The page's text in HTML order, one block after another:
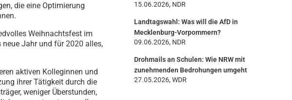
die eine Optimierung
Weihnachtsfest im
neue Jahr und für 2020 alles,
aktiven Kolleginnen und
ihrer Tätigkeit durch die
weniger Überstunden,
15.06.2026, NDR
Landtagswahl: Was will die AfD in
Mecklenburg-Vorpommern?
09.06.2026, NDR
Drohmails an Schulen: Wie NRW mit
zunehmenden Bedrohungen umgeht
27.05.2026, WDR